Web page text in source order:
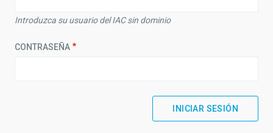
Introduzca su usuario del IAC sin dominio
CONTRASEÑA